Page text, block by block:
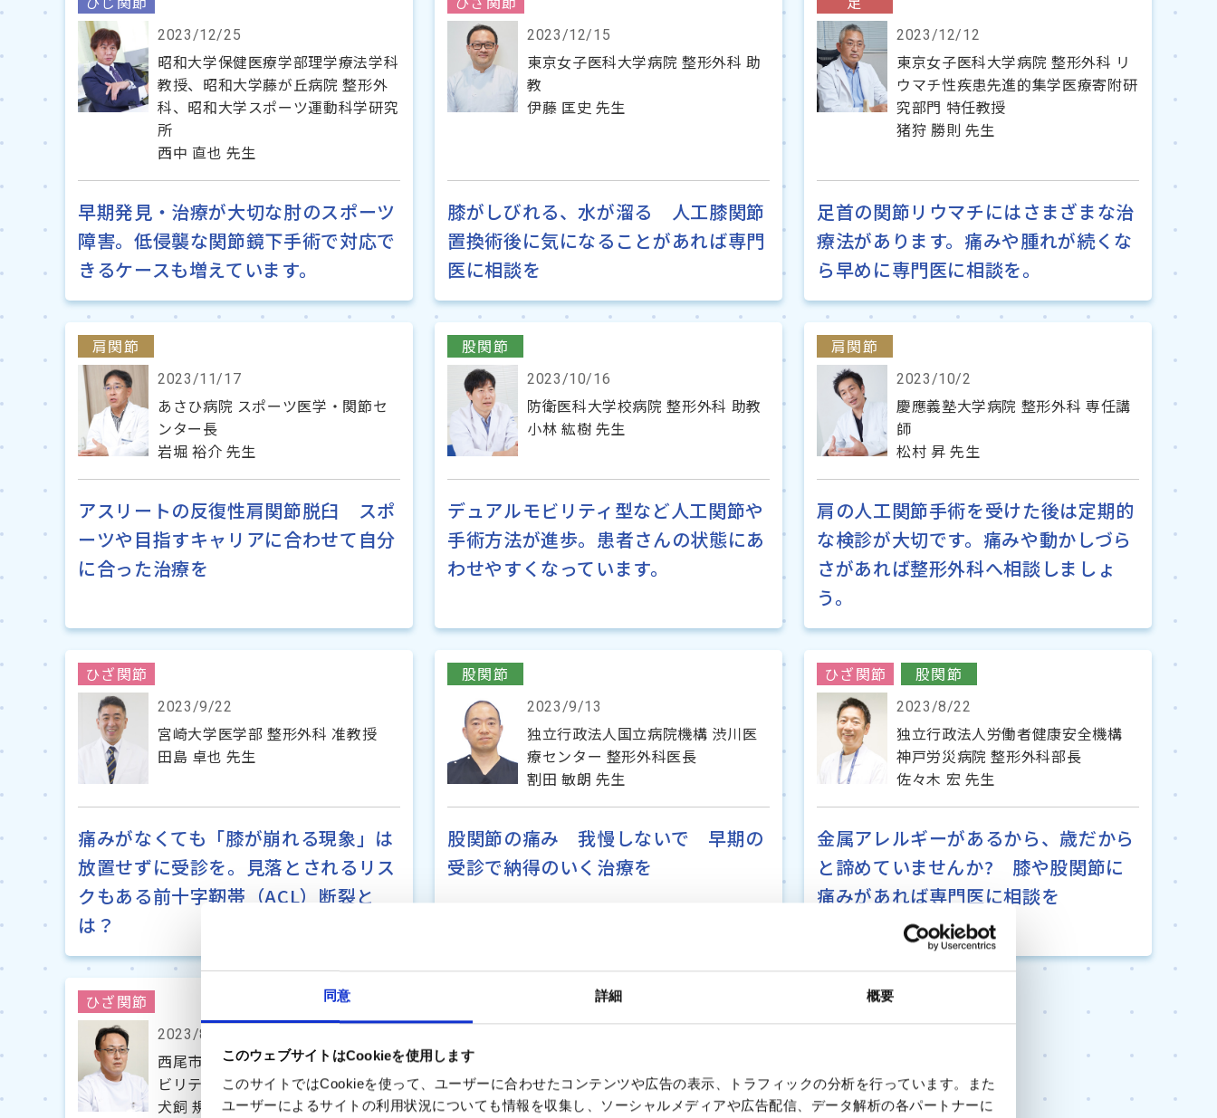
同意 詳細 概要
このウェブサイトはCookieを使用します
このサイトではCookieを使って、ユーザーに合わせたコンテンツや広告の表示、トラフィックの分析を行っています。また
ユーザーによるサイトの利用状況についても情報を収集し、ソーシャルメディアや広告配信、データ解析の各パートナーに
2023/12/25
昭和大学保健医療学部理学療法学科
教授、昭和大学藤が丘病院 整形外
科、昭和大学スポーツ運動科学研究
所
西中 直也 先生
早期発見・治療が大切な肘のスポーツ
障害。低侵襲な関節鏡下手術で対応で
きるケースも増えています。
2023/12/15
東京女子医科大学病院 整形外科 助
教
伊藤 匡史 先生
膝がしびれる、水が溜る 人工膝関節
置換術後に気になることがあれば専門
医に相談を
2023/12/12
東京女子医科大学病院 整形外科 リ
ウマチ性疾患先進的集学医療寄附研
究部門 特任教授
猪狩 勝則 先生
足首の関節リウマチにはさまざまな治
療法があります。痛みや腫れが続くな
ら早めに専門医に相談を。
肩関節
2023/11/17
あさひ病院 スポーツ医学・関節セ
ンター長
岩堀 裕介 先生
アスリートの反復性肩関節脱臼 スポ
ーツや目指すキャリアに合わせて自分
に合った治療を
股関節
2023/10/16
防衛医科大学校病院 整形外科 助教
小林 紘樹 先生
デュアルモビリティ型など人工関節や
手術方法が進歩。患者さんの状態にあ
わせやすくなっています。
肩関節
2023/10/2
慶應義塾大学病院 整形外科 専任講
師
松村 昇 先生
肩の人工関節手術を受けた後は定期的
な検診が大切です。痛みや動かしづら
さがあれば整形外科へ相談しましょ
う。
ひざ関節
2023/9/22
宮崎大学医学部 整形外科 准教授
田島 卓也 先生
痛みがなくても「膝が崩れる現象」は
放置せずに受診を。見落とされるリス
クもある前十字靭帯（ACL）断裂と
は？
股関節
2023/9/13
独立行政法人国立病院機構 渋川医
療センター 整形外科医長
割田 敏朗 先生
股関節の痛み 我慢しないで 早期の
受診で納得のいく治療を
ひざ関節 股関節
2023/8/22
独立行政法人労働者健康安全機構
神戸労災病院 整形外科部長
佐々木 宏 先生
金属アレルギーがあるから、歳だから
と諦めていませんか? 膝や股関節に
痛みがあれば専門医に相談を
ひざ関節
2023/8/18
西尾市民病院 整形外科部長 兼 リハ
ビリテーション科部長
犬飼 規夫 先生